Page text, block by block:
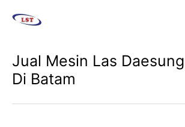
Jual Mesin Las
Di Batam